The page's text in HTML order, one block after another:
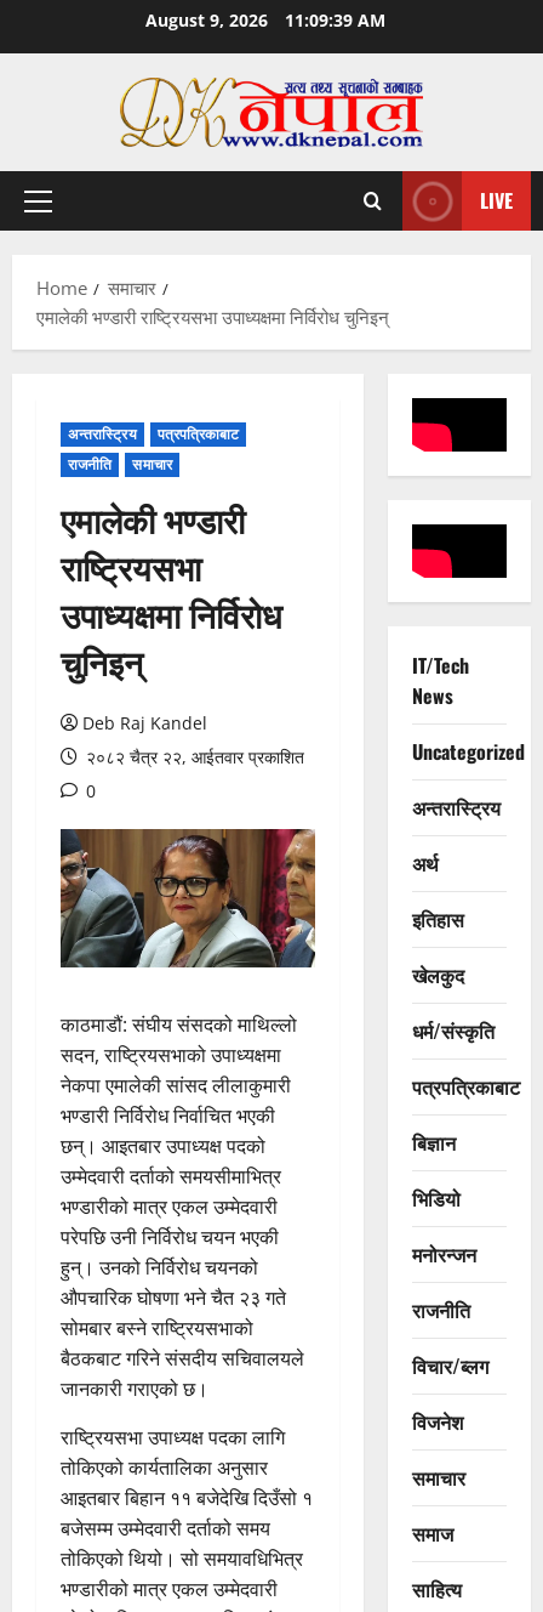
August 9, 2026 11:09:40 AM
Primary
LIVE
Home
समाचार
एमालेकी भण्डारी राष्ट्रियसभा उपाध्यक्षमा निर्विरोध चुनिइन्
अन्तरास्ट्रिय
पत्रपत्रिकाबाट
राजनीति
समाचार
एमालेकी भण्डारी
राष्ट्रियसभा
उपाध्यक्षमा निर्विरोध
चुनिइन्
Deb Raj Kandel
२०८२ चैत्र २२, आईतवार प्रकाशित
0
काठमाडौं: संघीय संसदको माथिल्लो
सदन, राष्ट्रियसभाको उपाध्यक्षमा
नेकपा एमालेकी सांसद लीलाकुमारी
भण्डारी निर्विरोध निर्वाचित भएकी
छन्। आइतबार उपाध्यक्ष पदको
उम्मेदवारी दर्ताको समयसीमाभित्र
भण्डारीको मात्र एकल उम्मेदवारी
परेपछि उनी निर्विरोध चयन भएकी
हुन्। उनको निर्विरोध चयनको
औपचारिक घोषणा भने चैत २३ गते
सोमबार बस्ने राष्ट्रियसभाको
बैठकबाट गरिने संसदीय सचिवालयले
जानकारी गराएको छ।
राष्ट्रियसभा उपाध्यक्ष पदका लागि
तोकिएको कार्यतालिका अनुसार
आइतबार बिहान ११ बजेदेखि दिउँसो १
बजेसम्म उम्मेदवारी दर्ताको समय
तोकिएको थियो। सो समयावधिभित्र
भण्डारीको मात्र एकल उम्मेदवारी
IT/Tech
News
Uncategorized
अन्तरास्ट्रिय
अर्थ
इतिहास
खेलकुद
धर्म/संस्कृति
पत्रपत्रिकाबाट
बिज्ञान
भिडियो
मनोरन्जन
राजनीति
विचार/ब्लग
विजनेश
समाचार
समाज
साहित्य